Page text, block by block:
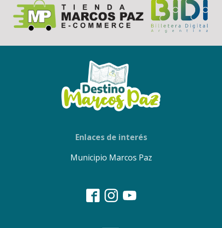
Enlaces de interés
Municipio Marcos Paz